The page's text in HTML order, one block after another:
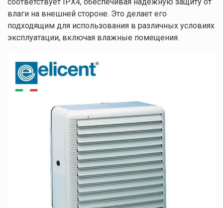
влаги на внешней стороне. Это делает его
подходящим для использования в различных условиях
эксплуатации, включая влажные помещения.
Мы свяжемся с вами в ближайшее время.
Нажимая кнопку "Отправить", вы соглашаетесь сПравилами обработки
персональных данных